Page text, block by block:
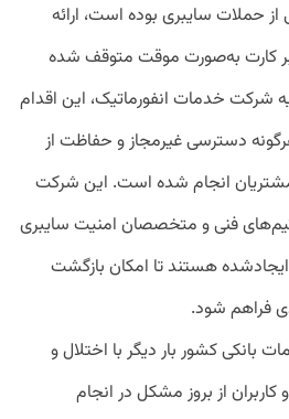
حملات سایبری بوده است، ارائه
کارت به‌صورت موقت متوقف شده
شرکت خدمات انفورماتیک، این اقدام
دسترسی غیرمجاز و حفاظت از
مشتریان انجام شده است. این شرکت
فنی و متخصصان امنیت سایبری
هستند تا امکان بازگشت
فراهم شود.
بانکی کشور بار دیگر با اختلال و
از بروز مشکل در انجام